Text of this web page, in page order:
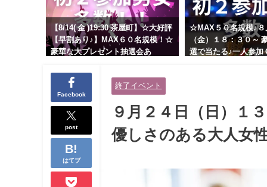
【8/14( 金 )19:30 茶屋町】☆大好評
【早割あり♪】MAX６０名規模！☆
豪華な大プレゼント抽選会あ
性とオシャレ好きで落ち着いた大
人女性の既婚者限定ビッグパーテ
ィー♪＠茶屋町】
☆MAX５０名規模♪８
（金）１８：３０～
選で当たる♪一人参加
＠池袋】
Facebook
post
はてブ
終了イベント
９月２４日（日）１
優しさのある大人女